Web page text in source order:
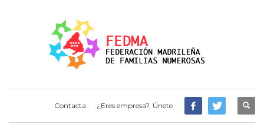
Contacta ¿Eres empresa?, Únete